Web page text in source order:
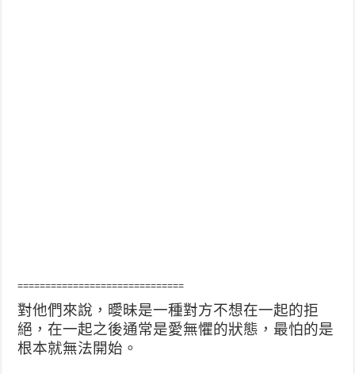
==============================
對他們來說，曖昧是一種對方不想在一起的拒
絕，在一起之後通常是愛無懼的狀態，最怕的是
根本就無法開始。